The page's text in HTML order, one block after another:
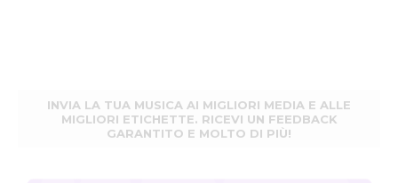
INVIA LA TUA MUSICA AI MIGLIORI MEDIA E ALLE
MIGLIORI ETICHETTE. RICEVI UN FEEDBACK
GARANTITO E MOLTO DI PIÙ!